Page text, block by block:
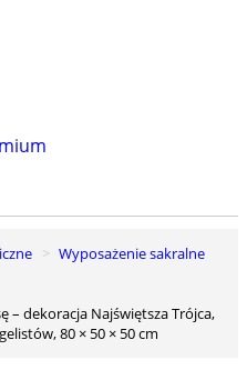
Wyposażenie sakralne
80 × 50 × 50 cm